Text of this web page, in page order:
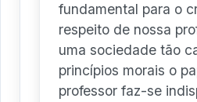
fundamental para o
respeito de nossa
uma sociedade tão
princípios morais o
professor faz-se